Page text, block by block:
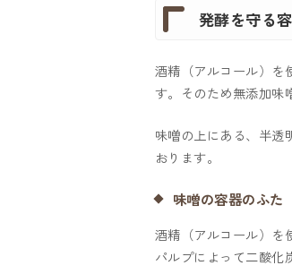
発酵を守る
酒精（アルコール）を
す。そのため無添加味
味噌󠄀の上にある、半透
おります。
味噌󠄀の容器のふた
酒精（アルコール）を
パルプによって二酸化